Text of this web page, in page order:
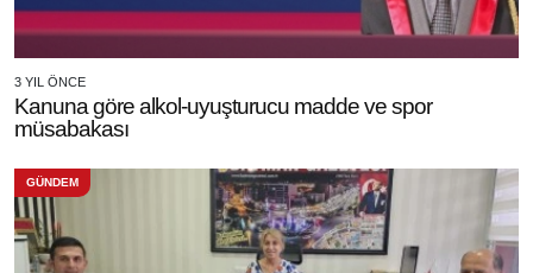
3 YIL ÖNCE
Kanuna göre alkol-uyuşturucu madde ve spor
müsabakası
GÜNDEM